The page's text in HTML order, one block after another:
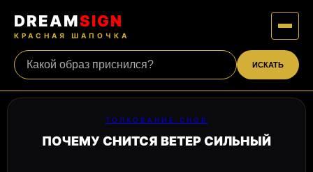
DREAMSIGN
КРАСНАЯ ШАПОЧКА
ИСКАТЬ
ТОЛКОВАНИЕ СНОВ
ПОЧЕМУ СНИТСЯ ВЕТЕР СИЛЬНЫЙ